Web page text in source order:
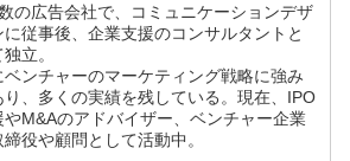
の広告会社で、コミュニケーションデザ
に従事後、企業支援のコンサルタントと
立。
ベンチャーのマーケティング戦略に強み
り、多くの実績を残している。現在、IPO
やM&Aのアドバイザー、ベンチャー企業
締役や顧問として活動中。